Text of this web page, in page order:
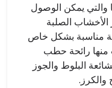
والتي يمكن الوصول
الأخشاب الصلبة
مناسبة بشكل خاص
منها رائحة حطب
البلوط والجوز
والكرز.